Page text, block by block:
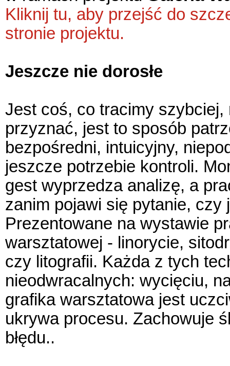
Kliknij tu, aby przejść do
stronie projektu.
Jeszcze nie dorosłe
Jest coś, co tracimy szybciej,
przyznać, jest to sposób
bezpośredni, intuicyjny,
jeszcze potrzebie kontroli.
gest wyprzedza analizę, a
zanim pojawi się pytanie, czy
Prezentowane na wystawie
warsztatowej - linorycie,
czy litografii. Każda z tych
nieodwracalnych: wycięciu,
grafika warsztatowa jest
ukrywa procesu. Zachowuje
błędu..